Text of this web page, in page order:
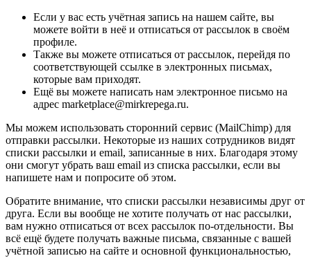
Если у вас есть учётная запись на нашем сайте, вы
можете войти в неё и отписаться от рассылок в своём
профиле.
Также вы можете отписаться от рассылок, перейдя по
соответствующей ссылке в электронных письмах,
которые вам приходят.
Ещё вы можете написать нам электронное письмо на
адрес marketplace@mirkrepega.ru.
Мы можем использовать сторонний сервис (MailChimp) для
отправки рассылки. Некоторые из наших сотрудников видят
списки рассылки и email, записанные в них. Благодаря этому
они смогут убрать ваш email из списка рассылки, если вы
напишете нам и попросите об этом.
Обратите внимание, что списки рассылки независимы друг от
друга. Если вы вообще не хотите получать от нас рассылки,
вам нужно отписаться от всех рассылок по-отдельности. Вы
всё ещё будете получать важные письма, связанные с вашей
учётной записью на сайте и основной функциональностью,